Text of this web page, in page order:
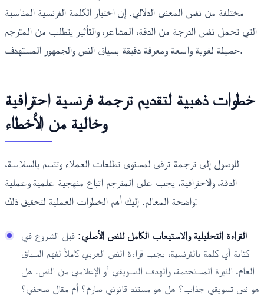
مختلفة من نفس المعنى الدلالي. إن اختيار الكلمة الفرنسية المناسبة
التي تحمل نفس الدرجة من الدقة، المشاعر، والتأثير يتطلب من المترجم
حصيلة لغوية واسعة ومعرفة دقيقة بسياق النص والجمهور المستهدف.
خطوات ذهبية لتقديم ترجمة فرنسية احترافية
وخالية من الأخطاء
للوصول إلى ترجمة ترقى لمستوى تطلعات العملاء وتتسم بالسلاسة،
الدقة، والاحترافية، يجب على المترجم اتباع منهجية علمية وعملية
واضحة المعالم. إليك أهم الخطوات العملية لتحقيق ذلك:
القراءة التحليلية والاستيعاب الكامل للنص الأصلي: قبل الشروع في
كتابة أي كلمة بالفرنسية، يجب قراءة النص العربي كاملاً لفهم السياق
العام، النبرة المستخدمة، والهدف التسويقي أو الإعلامي من النص. هل
هو نص تسويقي جذاب؟ هل هو مستند قانوني صارم؟ أم مقال صحفي؟